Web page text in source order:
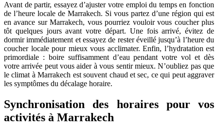
Avant de partir, essayez d’ajuster votre emploi du temps en fonction
de l’heure locale de Marrakech. Si vous partez d’une région qui est
en avance sur Marrakech, vous pourriez vouloir vous coucher plus
tôt quelques jours avant votre départ. Une fois arrivé, évitez de
dormir immédiatement et essayez de rester éveillé jusqu’à l’heure du
coucher locale pour mieux vous acclimater. Enfin, l’hydratation est
primordiale : boire suffisamment d’eau pendant votre vol et dès
votre arrivée peut vous aider à vous sentir mieux. N’oubliez pas que
le climat à Marrakech est souvent chaud et sec, ce qui peut aggraver
les symptômes du décalage horaire.
Synchronisation des horaires pour vos
activités à Marrakech